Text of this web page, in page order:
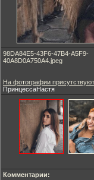
98DA84E5-43F6-47B4-A5F9-
40A8D0A750A4.jpeg
На фотографии
ПринцессаНастя
Комментарии: